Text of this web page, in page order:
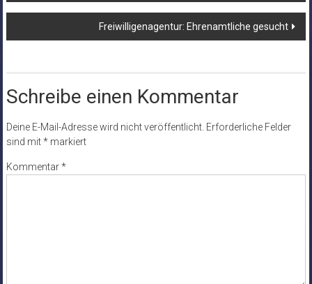
Freiwilligenagentur: Ehrenamtliche gesucht
Schreibe einen Kommentar
Deine E-Mail-Adresse wird nicht veröffentlicht. Erforderliche Felder
sind mit*markiert
Kommentar*